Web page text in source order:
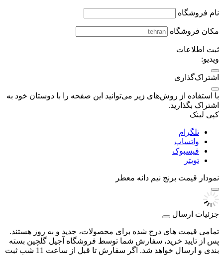
نام فروشگاه
مکان فروشگاه
ثبت اطلاعات
ویدیو:
اشتراک‌گذاری
با استفاده از روش‌های زیر می‌توانید این صفحه را با دوستان خود به
اشتراک بگذارید.
کپی لینک
تلگرام
واتساپ
فیسبوک
تویتر
نمودار قیمت برنج نیم دانه معطر
جزئیات ارسال
تمامی قیمت های درج شده برای محصولات، جدید و به روز هستند.
پس از تایید خرید، سفارش شما توسط فروشگاه آجیل گلچین بسته
بندی و ارسال خواهد شد. اگر سفارش تا قبل از ساعت 11 شب ثبت